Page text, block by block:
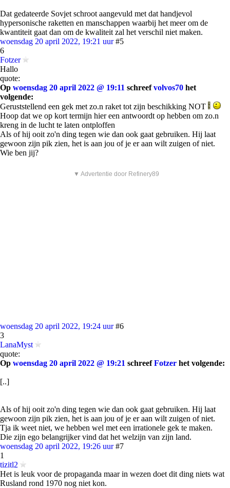
Dat gedateerde Sovjet schroot aangevuld met dat handjevol
hypersonische raketten en manschappen waarbij het meer om de
kwantiteit gaat dan om de kwaliteit zal het verschil niet maken.
woensdag 20 april 2022, 19:21 uur #5
6
Fotzer
Hallo
quote:
Op woensdag 20 april 2022 @ 19:11 schreefvolvos70 het
volgende:
Geruststellend een gek met zo.n raket tot zijn beschikking NOT
Hoop dat we op kort termijn hier een antwoordt op hebben om zo.n
kreng in de lucht te laten ontploffen
Als of hij ooit zo'n ding tegen wie dan ook gaat gebruiken. Hij laat
gewoon zijn pik zien, het is aan jou of je er aan wilt zuigen of niet.
Wie ben jij?
▼ Advertentie door Refinery89
woensdag 20 april 2022, 19:24 uur #6
3
LanaMyst
quote:
Op woensdag 20 april 2022 @ 19:21 schreefFotzer het volgende:
[..]
Als of hij ooit zo'n ding tegen wie dan ook gaat gebruiken. Hij laat
gewoon zijn pik zien, het is aan jou of je er aan wilt zuigen of niet.
Tja ik weet niet, we hebben wel met een irrationele gek te maken.
Die zijn ego belangrijker vind dat het welzijn van zijn land.
woensdag 20 april 2022, 19:26 uur #7
1
tizitl2
Het is leuk voor de propaganda maar in wezen doet dit ding niets wat
Rusland rond 1970 nog niet kon.